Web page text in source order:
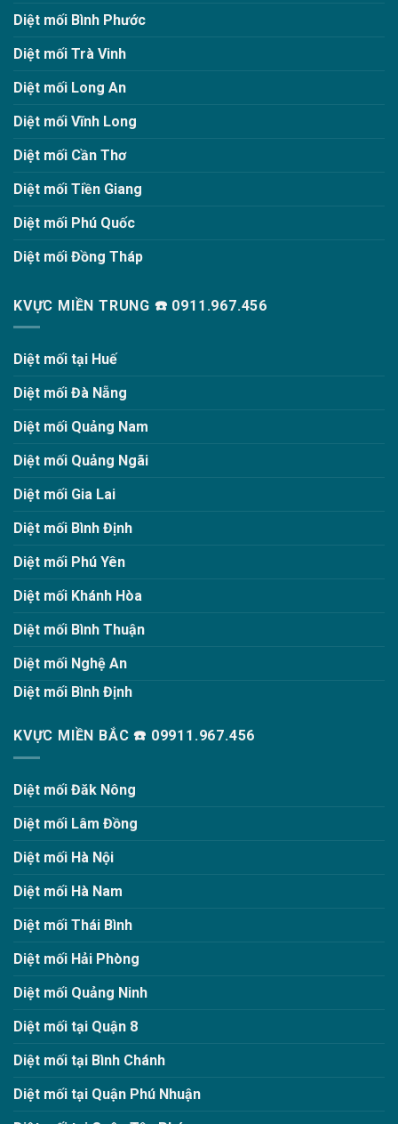
Diệt mối Bình Phước
Diệt mối Trà Vinh
Diệt mối Long An
Diệt mối Vĩnh Long
Diệt mối Cần Thơ
Diệt mối Tiền Giang
Diệt mối Phú Quốc
Diệt mối Đồng Tháp
KVỰC MIỀN TRUNG ☎️ 0911.967.456
Diệt mối tại Huế
Diệt mối Đà Nẵng
Diệt mối Quảng Nam
Diệt mối Quảng Ngãi
Diệt mối Gia Lai
Diệt mối Bình Định
Diệt mối Phú Yên
Diệt mối Khánh Hòa
Diệt mối Bình Thuận
Diệt mối Nghệ An
Diệt mối Bình Định
KVỰC MIỀN BẮC ☎️ 09911.967.456
Diệt mối Đăk Nông
Diệt mối Lâm Đồng
Diệt mối Hà Nội
Diệt mối Hà Nam
Diệt mối Thái Bình
Diệt mối Hải Phòng
Diệt mối Quảng Ninh
Diệt mối tại Quận 8
Diệt mối tại Bình Chánh
Diệt mối tại Quận Phú Nhuận